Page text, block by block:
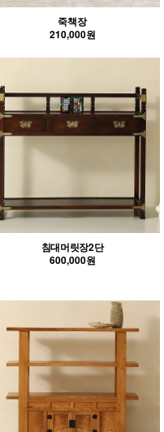
죽책장
210,000원
침대머릿장2단
600,000원